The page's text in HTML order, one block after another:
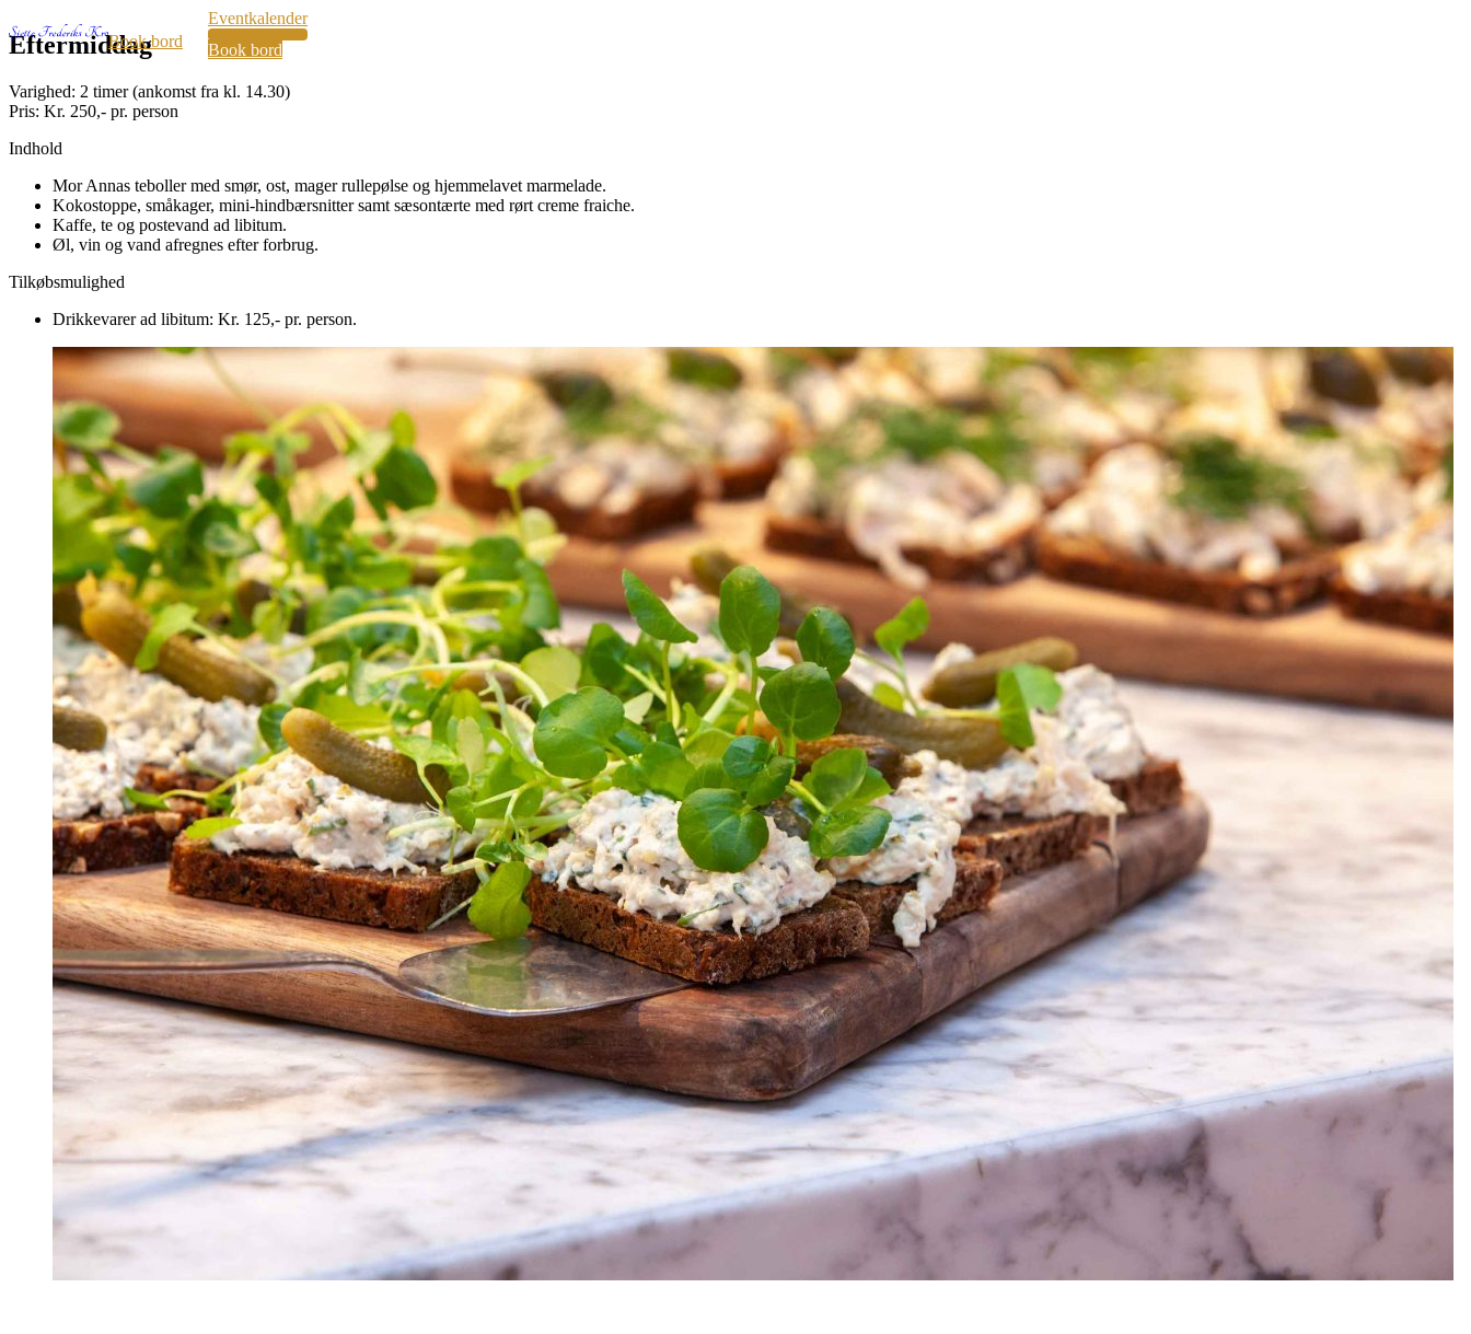
Book bord
Eventkalender
34
Book bord
Eftermiddag
Varighed: 2 timer (ankomst fra kl. 14.30)
Pris: Kr. 250,- pr. person
Indhold
Mor Annas teboller med smør, ost, mager rullepølse og hjemmelavet marmelade.
Kokostoppe, småkager, mini-hindbærsnitter samt sæsontærte med rørt creme fraiche.
Kaffe, te og postevand ad libitum.
Øl, vin og vand afregnes efter forbrug.
Tilkøbsmulighed
Drikkevarer ad libitum: Kr. 125,- pr. person.